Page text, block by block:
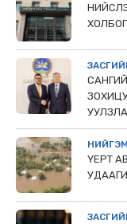
НИЙГЭМ
ҮЕРТ